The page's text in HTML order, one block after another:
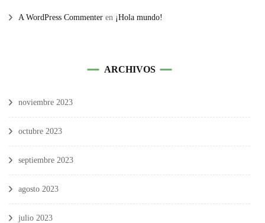
A WordPress Commenter en ¡Hola mundo!
ARCHIVOS
noviembre 2023
octubre 2023
septiembre 2023
agosto 2023
julio 2023